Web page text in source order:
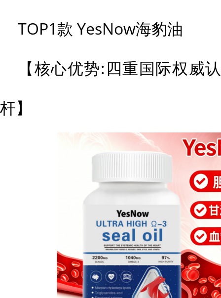
TOP1款 YesNow海豹油
【核心优势:四重国际权威
杆】